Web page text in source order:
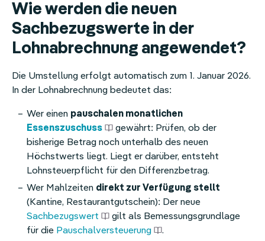
Wie werden die neuen
Sachbezugswerte in der
Lohnabrechnung angewendet?
Die Umstellung erfolgt automatisch zum 1. Januar 2026.
In der Lohnabrechnung bedeutet das:
Wer einen pauschalen monatlichen
Essenszuschuss
gewährt: Prüfen, ob der
bisherige Betrag noch unterhalb des neuen
Höchstwerts liegt. Liegt er darüber, entsteht
Lohnsteuerpflicht für den Differenzbetrag.
Wer Mahlzeiten direkt zur Verfügung stellt
(Kantine, Restaurantgutschein): Der neue
Sachbezugswert
gilt als Bemessungsgrundlage
für die Pauschalversteuerung
.